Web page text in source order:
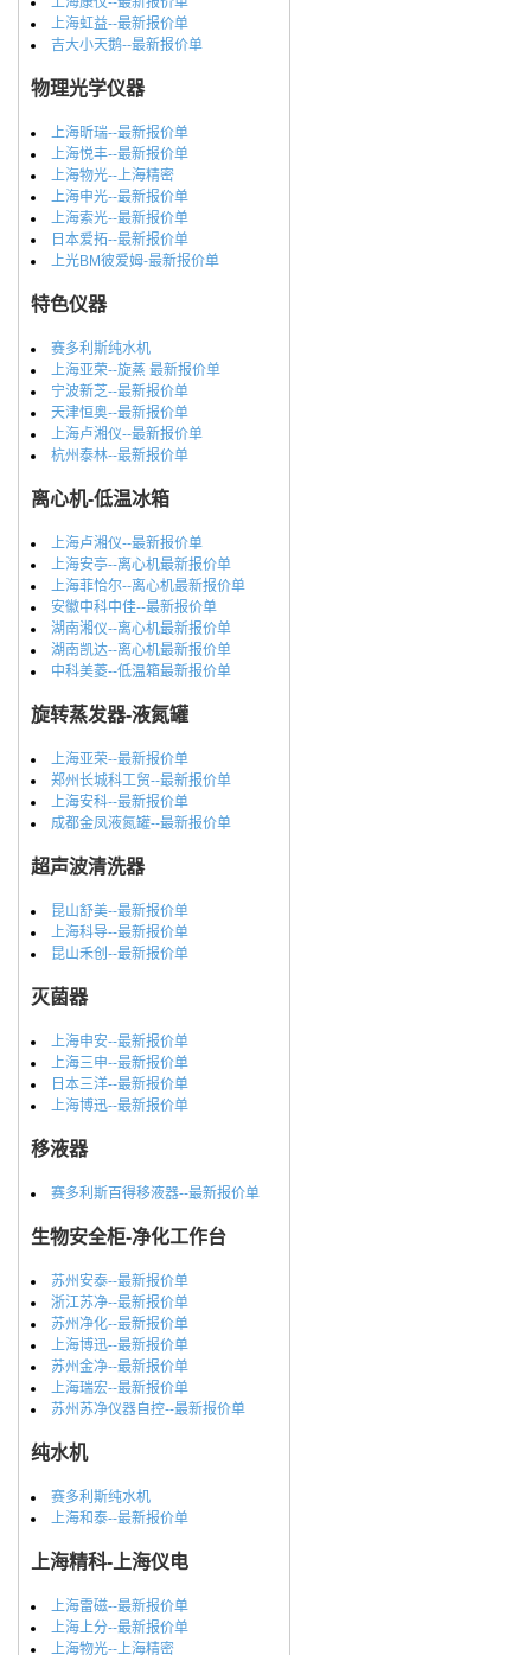
上海虹益--最新报价单
吉大小天鹅--最新报价单
物理光学仪器
上海昕瑞--最新报价单
上海悦丰--最新报价单
上海物光--上海精密
上海申光--最新报价单
上海索光--最新报价单
日本爱拓--最新报价单
上光BM彼爱姆-最新报价单
特色仪器
赛多利斯纯水机
上海亚荣--旋蒸 最新报价单
宁波新芝--最新报价单
天津恒奥--最新报价单
上海卢湘仪--最新报价单
杭州泰林--最新报价单
离心机-低温冰箱
上海卢湘仪--最新报价单
上海安亭--离心机最新报价单
上海菲恰尔--离心机最新报价单
安徽中科中佳--最新报价单
湖南湘仪--离心机最新报价单
湖南凯达--离心机最新报价单
中科美菱--低温箱最新报价单
旋转蒸发器-液氮罐
上海亚荣--最新报价单
郑州长城科工贸--最新报价单
上海安科--最新报价单
成都金凤液氮罐--最新报价单
超声波清洗器
昆山舒美--最新报价单
上海科导--最新报价单
昆山禾创--最新报价单
灭菌器
上海申安--最新报价单
上海三申--最新报价单
日本三洋--最新报价单
上海博迅--最新报价单
移液器
赛多利斯百得移液器--最新报价单
生物安全柜-净化工作台
苏州安泰--最新报价单
浙江苏净--最新报价单
苏州净化--最新报价单
上海博迅--最新报价单
苏州金净--最新报价单
上海瑞宏--最新报价单
苏州苏净仪器自控--最新报价单
纯水机
赛多利斯纯水机
上海和泰--最新报价单
上海精科-上海仪电
上海雷磁--最新报价单
上海上分--最新报价单
上海物光--上海精密